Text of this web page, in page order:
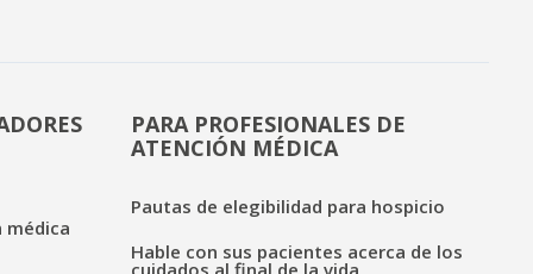
médica
PARA PROFESIONALES DE
ATENCIÓN MÉDICA
Pautas de elegibilidad para hospicio
Hable con sus pacientes acerca de los
cuidados al final de la vida